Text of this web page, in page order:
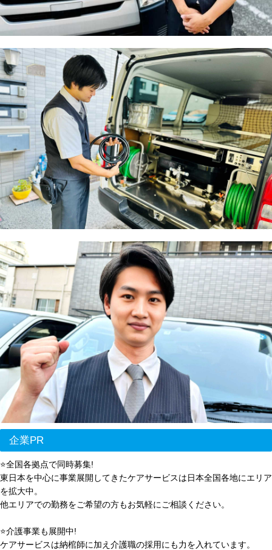
企業PR
⭐全国各拠点で同時募集!
東日本を中心に事業展開してきたケアサービスは日本全国各地にエリア
を拡大中。
他エリアでの勤務をご希望の方もお気軽にご相談ください。
⭐介護事業も展開中!
ケアサービスは納棺師に加え介護職の採用にも力を入れています。